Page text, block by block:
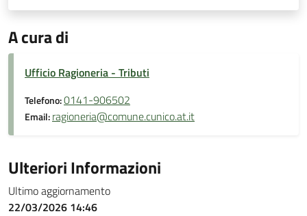
A cura di
Ufficio Ragioneria - Tributi
Telefono:0141-906502
Email:ragioneria@comune.cunico.at.it
Ulteriori Informazioni
Ultimo aggiornamento
22/03/2026 14:46